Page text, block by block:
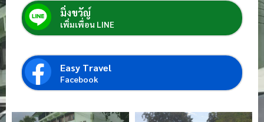
มิ่งขวัญ์
เพิ่มเพื่อน LINE
Easy Travel
Facebook